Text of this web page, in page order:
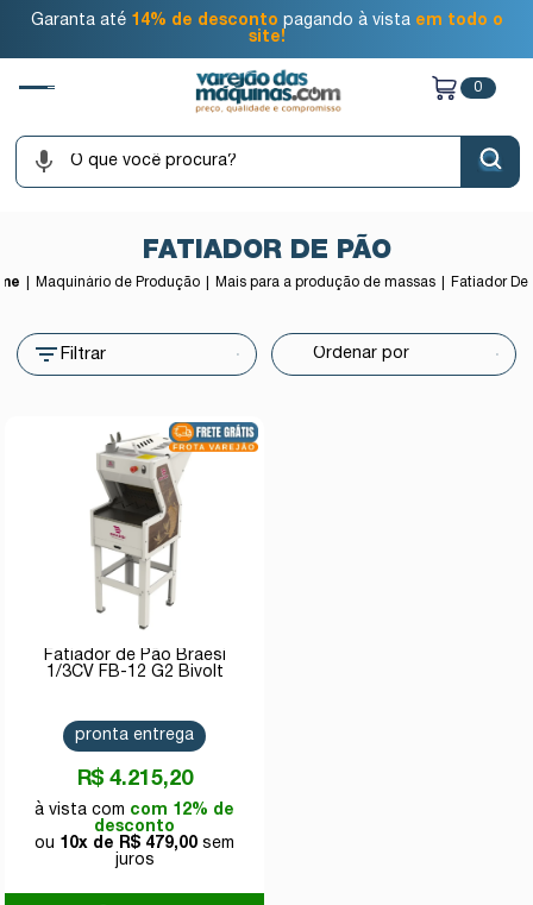
Garanta até 14% de desconto pagando à vista em todo o
site!
0
FATIADOR DE PÃO
Maquinário de Produção Mais para a produção de massas Fatiador De
Filtrar
Fatiador de Pão Braesi
1/3CV FB-12 G2 Bivolt
R$ 4.215,20
com 12% de
desconto
10x de
R$ 479,00
pronta entrega